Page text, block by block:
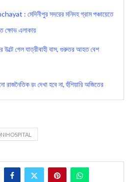
: মেদিনীপুর সদরের মনিদহ গ্রাম পঞ্চায়েতে
ক্ষোভ এলাকায়
গেল যাত্রীবাহী বাস, গুরুতর আহত বেশ
রাজনৈতিক রং দেখা হবে না, হুঁশিয়ারি অজিতের